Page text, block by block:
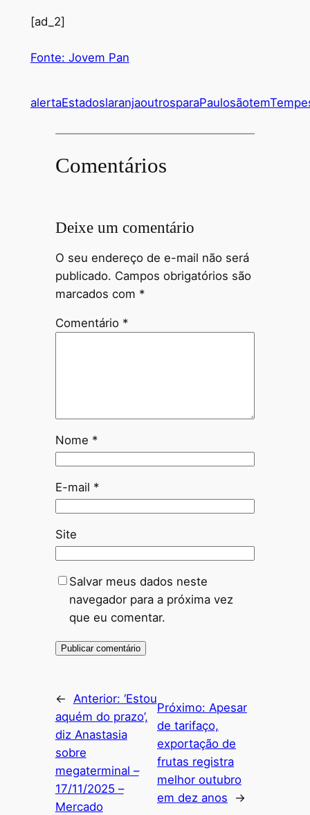
[ad_2]
Fonte: Jovem Pan
alertaEstadoslaranjaoutrosparaPaulosãotem
Comentários
Deixe um comentário
O seu endereço de e-mail não será
publicado. Campos obrigatórios são
marcados com *
Comentário *
Nome *
E-mail *
Site
Salvar meus dados neste
navegador para a próxima vez
que eu comentar.
← Anterior: ‘Estou
aquém do prazo’,
diz Anastasia
sobre
megaterminal –
17/11/2025 –
Mercado
Próximo: Apesar
de tarifaço,
exportação de
frutas registra
melhor outubro
em dez anos
→